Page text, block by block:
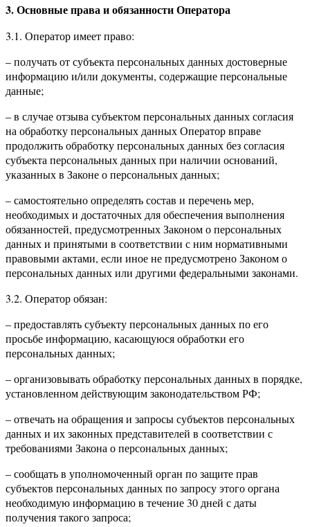
3. Основные права и обязанности Оператора
3.1. Оператор имеет право:
– получать от субъекта персональных данных достоверные
информацию и/или документы, содержащие персональные
данные;
– в случае отзыва субъектом персональных данных согласия
на обработку персональных данных Оператор вправе
продолжить обработку персональных данных без согласия
субъекта персональных данных при наличии оснований,
указанных в Законе о персональных данных;
– самостоятельно определять состав и перечень мер,
необходимых и достаточных для обеспечения выполнения
обязанностей, предусмотренных Законом о персональных
данных и принятыми в соответствии с ним нормативными
правовыми актами, если иное не предусмотрено Законом о
персональных данных или другими федеральными законами.
3.2. Оператор обязан:
– предоставлять субъекту персональных данных по его
просьбе информацию, касающуюся обработки его
персональных данных;
– организовывать обработку персональных данных в порядке,
установленном действующим законодательством РФ;
– отвечать на обращения и запросы субъектов персональных
данных и их законных представителей в соответствии с
требованиями Закона о персональных данных;
– сообщать в уполномоченный орган по защите прав
субъектов персональных данных по запросу этого органа
необходимую информацию в течение 30 дней с даты
получения такого запроса;